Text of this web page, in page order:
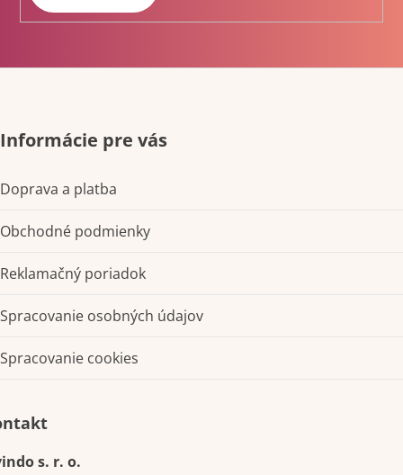
Informácie pre vás
Doprava a platba
Obchodné podmienky
Reklamačný poriadok
Spracovanie osobných údajov
Spracovanie cookies
s. r. o.